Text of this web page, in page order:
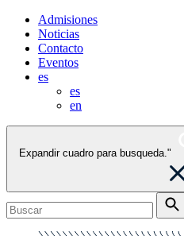
Admisiones
Noticias
Contacto
Eventos
es
es
en
Expandir cuadro para busqueda."